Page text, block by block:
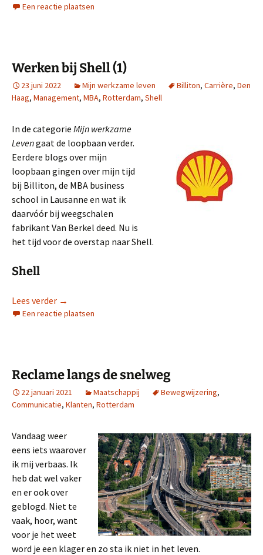
Een reactie plaatsen
Werken bij Shell (1)
23 juni 2022 Mijn werkzame leven Billiton, Carrière, Den
Haag, Management, MBA, Rotterdam, Shell
In de categorie Mijn werkzame
Levengaat de loopbaan verder.
Eerdere blogs over mijn
loopbaan gingen over mijn tijd
bij Billiton, de MBA business
school in Lausanne en wat ik
daarvóór bij weegschalen
fabrikant Van Berkel deed. Nu is
het tijd voor de overstap naar Shell.
Shell
Lees verder Werken bij Shell (1)
→
Een reactie plaatsen
Reclame langs de snelweg
22 januari 2021 Maatschappij Bewegwijzering,
Communicatie, Klanten, Rotterdam
Vandaag weer
eens iets waarover
ik mij verbaas. Ik
heb dat wel vaker
en er ook over
geblogd. Niet te
vaak, hoor, want
voor je het weet
word je een klager en zo sta ik niet in het leven.